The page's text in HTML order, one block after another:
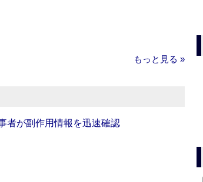
もっと見る »
者が副作用情報を迅速確認